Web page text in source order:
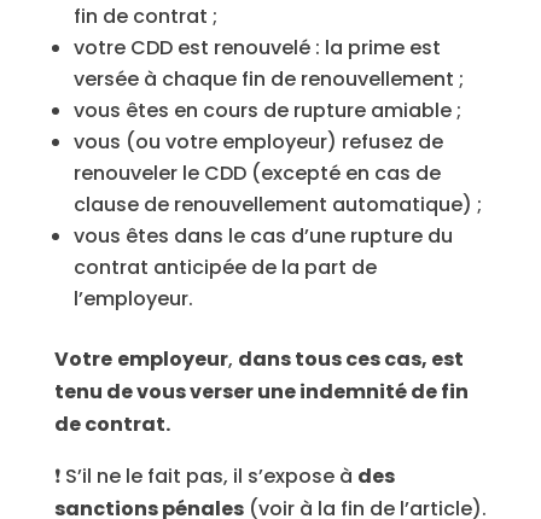
fin de contrat ;
votre CDD est renouvelé : la prime est
versée à chaque fin de renouvellement ;
vous êtes en cours de rupture amiable ;
vous (ou votre employeur) refusez de
renouveler le CDD (excepté en cas de
clause de renouvellement automatique) ;
vous êtes dans le cas d’une rupture du
contrat anticipée de la part de
l’employeur.
Votre employeur, dans tous ces cas, est
tenu de vous verser une indemnité de fin
de contrat.
❗ S’il ne le fait pas, il s’expose à des
sanctions pénales(voir à la fin de l’article).